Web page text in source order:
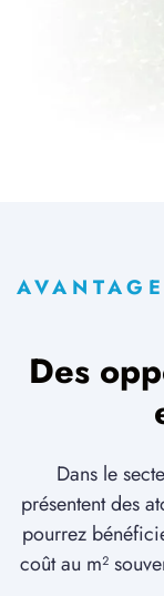
Des
Dans le
présentent des
pourrez
coût au m²